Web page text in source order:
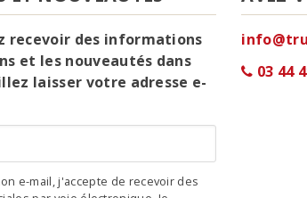
recevoir des informations
et les nouveautés dans
laisser votre adresse e-
e-mail, j'accepte de recevoir des
03 44